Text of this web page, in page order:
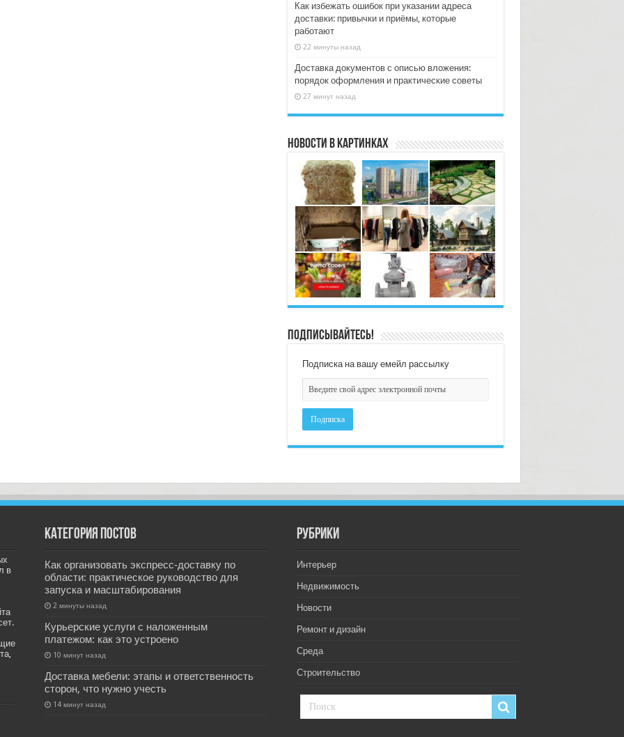
Как избежать ошибок при указании адреса
доставки: привычки и приёмы, которые
работают
22 минуты назад
Доставка документов с описью вложения:
порядок оформления и практические советы
27 минут назад
Новости в картинках
Подписывайтесь!
Подписка на вашу емейл рассылку
в
Категория постов
Как организовать экспресс‑доставку по
области: практическое руководство для
запуска и масштабирования
2 минуты назад
Курьерские услуги с наложенным
платежом: как это устроено
10 минут назад
Доставка мебели: этапы и ответственность
сторон, что нужно учесть
14 минут назад
РУбрики
Интерьер
Недвижимость
Новости
Ремонт и дизайн
Среда
Строительство